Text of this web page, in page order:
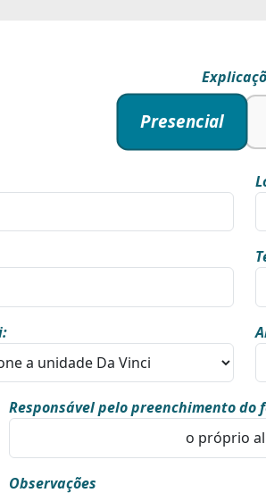
Presencial
Responsável pelo preenchimento do
Observações